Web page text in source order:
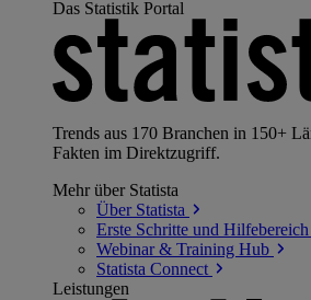
Das Statistik Portal
Trends aus 170 Branchen in 150+
Fakten im Direktzugriff.
Mehr über Statista
Über Statista
Erste Schritte und Hilfebereich
Webinar & Training Hub
Statista Connect
Leistungen